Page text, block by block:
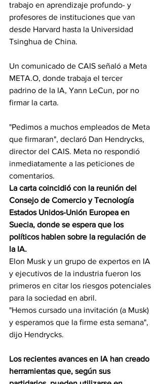
trabajo en aprendizaje profundo- y
profesores de instituciones que van
desde Harvard hasta la Universidad
Tsinghua de China.
Un comunicado de CAIS señaló a Meta
META.O, donde trabaja el tercer
padrino de la IA, Yann LeCun, por no
firmar la carta.
"Pedimos a muchos empleados de Meta
que firmaran", declaró Dan Hendrycks,
director del CAIS. Meta no respondió
inmediatamente a las peticiones de
comentarios.
La carta coincidió con la reunión del
Consejo de Comercio y Tecnología
Estados Unidos-Unión Europea en
Suecia, donde se espera que los
políticos hablen sobre la regulación de
la IA.
Elon Musk y un grupo de expertos en IA
y ejecutivos de la industria fueron los
primeros en citar los riesgos potenciales
para la sociedad en abril.
"Hemos cursado una invitación (a Musk)
y esperamos que la firme esta semana",
dijo Hendrycks.
Los recientes avances en IA han creado
herramientas que, según sus